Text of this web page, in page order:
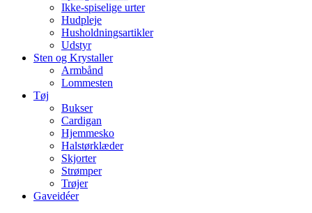
Ikke-spiselige urter
Hudpleje
Husholdningsartikler
Udstyr
Sten og Krystaller
Armbånd
Lommesten
Tøj
Bukser
Cardigan
Hjemmesko
Halstørklæder
Skjorter
Strømper
Trøjer
Gaveidéer